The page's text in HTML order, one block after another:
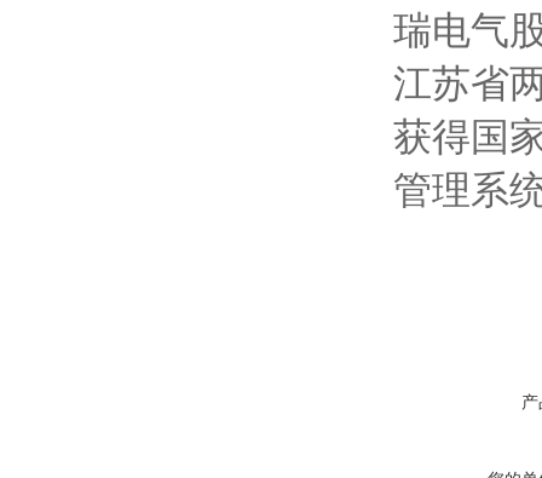
瑞电气
江苏省
获得国
管理系